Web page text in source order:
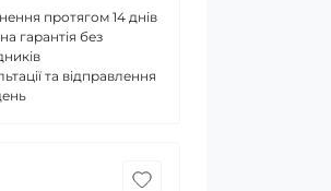
17 см)
протягом 14 днів
гарантія без
та відправлення